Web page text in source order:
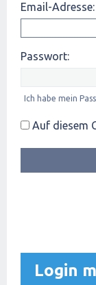
Email-Adresse:
Passwort:
Ich habe mein
Auf diesem
Login